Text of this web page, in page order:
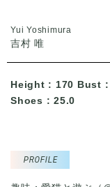
Yui Yoshimura
吉村 唯
Height : 170 Bust
Shoes : 25.0
PROFILE